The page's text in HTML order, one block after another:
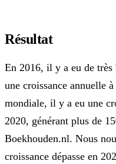
Résultat
En 2016, il y a eu de très
une croissance annuelle
mondiale, il y a eu une
2020, générant plus de
Boekhouden.nl. Nous
croissance dépasse en